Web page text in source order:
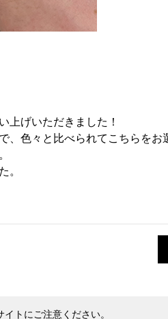
上げいただきました！
、色々と比べられてこちらをお
。
イトにご注意ください。